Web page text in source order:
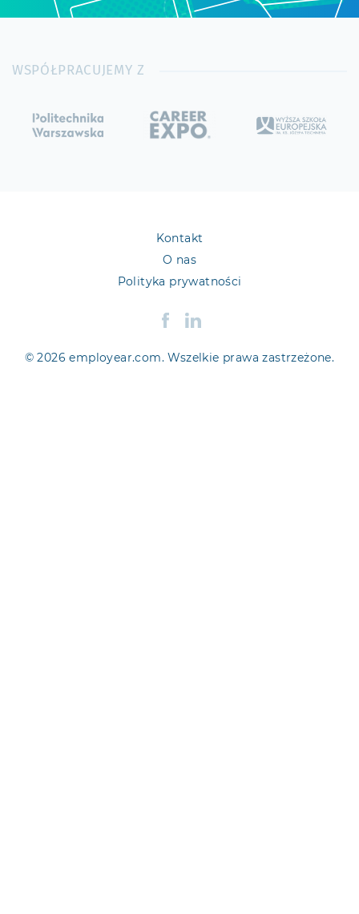
WSPÓŁPRACUJEMY Z
© 2026 employear.com. Wszelkie prawa zastrzeżone.
Kontakt
O nas
Polityka prywatności